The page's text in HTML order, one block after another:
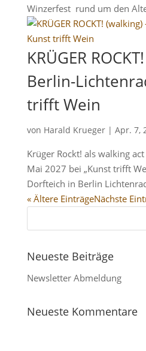
Winzerfest rund um den
KRÜGER
Berlin-
trifft Wein
von Harald Krueger| Apr. 7,
Krüger Rockt! als walking
Mai 2027 bei „Kunst trifft
Dorfteich in Berlin
« Ältere EinträgeNächste
Neueste Beiträge
Newsletter Abmeldung
Neueste Kommentare